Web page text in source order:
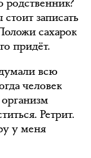
родственник?
записать
сахарок
придёт.
всю
человек
Ретрит.
у меня